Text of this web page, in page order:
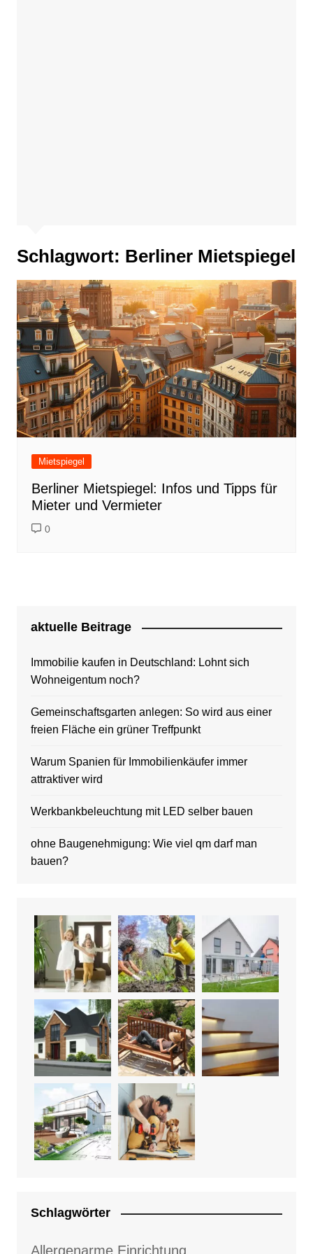
Schlagwort: Berliner Mietspiegel
Mietspiegel
Berliner Mietspiegel: Infos und Tipps für
Mieter und Vermieter
0
aktuelle Beitrage
Immobilie kaufen in Deutschland: Lohnt sich
Wohneigentum noch?
Gemeinschaftsgarten anlegen: So wird aus einer
freien Fläche ein grüner Treffpunkt
Warum Spanien für Immobilienkäufer immer
attraktiver wird
Werkbankbeleuchtung mit LED selber bauen
ohne Baugenehmigung: Wie viel qm darf man
bauen?
Schlagwörter
Allergenarme Einrichtung